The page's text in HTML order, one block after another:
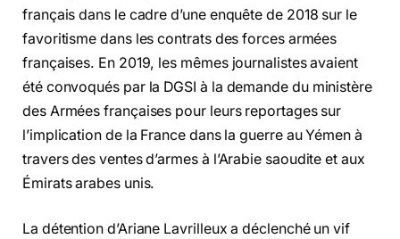
français dans le cadre d’une enquête de 2018 sur le
favoritisme dans les contrats des forces armées
françaises. En 2019, les mêmes journalistes avaient
été convoqués par la DGSI à la demande du ministère
des Armées françaises pour leurs reportages sur
l’implication de la France dans la guerre au Yémen à
travers des ventes d’armes à l’Arabie saoudite et aux
Émirats arabes unis.
La détention d’Ariane Lavrilleux a déclenché un vif